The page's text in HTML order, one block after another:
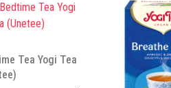
Tea Yogi Tea